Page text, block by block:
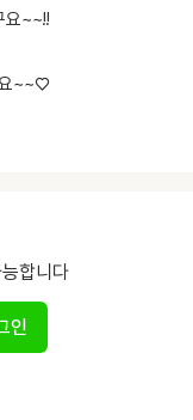
요~~!!
요~~♡
합니다
인